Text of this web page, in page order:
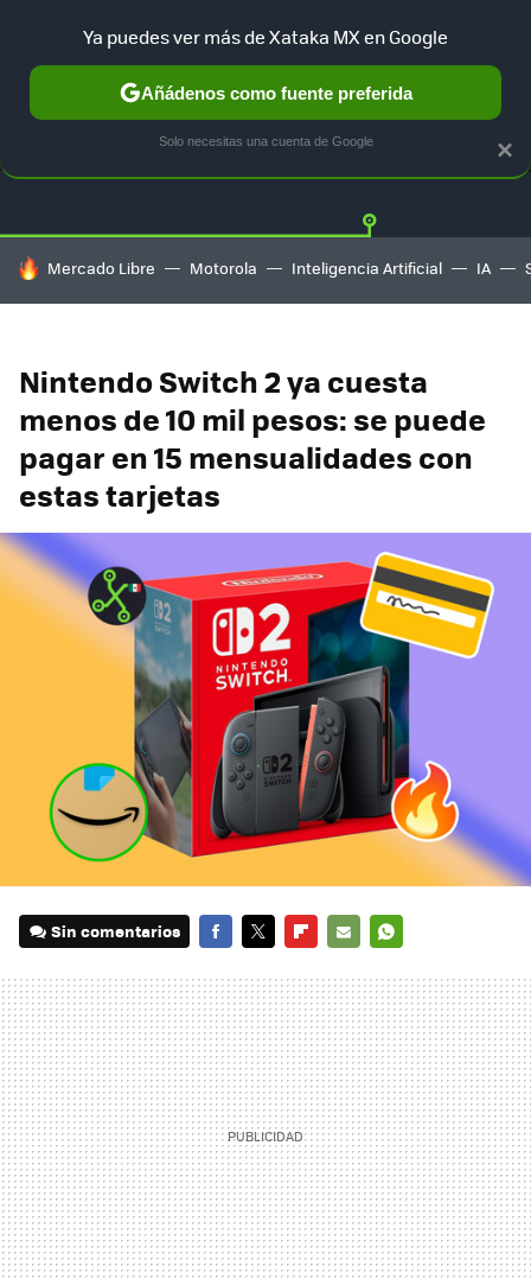
GUÍA DE COMPRAS MERCADO LIBRE
HOY SE HABLA DE
Mercado Libre Motorola Inteligencia Artificial IA
Nintendo Switch 2 ya cuesta
menos de 10 mil pesos: se puede
pagar en 15 mensualidades con
estas tarjetas
Sin comentarios
MAIL
×
Ya puedes ver más de Xataka MX en Google
Añádenos como fuente preferida
Solo necesitas una cuenta de Google